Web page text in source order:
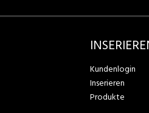
Kundenlogin
Inserieren
Produkte